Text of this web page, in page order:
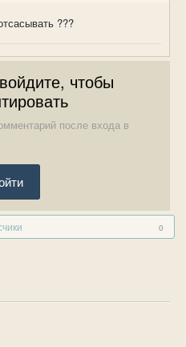
???
чтобы
после входа в
0